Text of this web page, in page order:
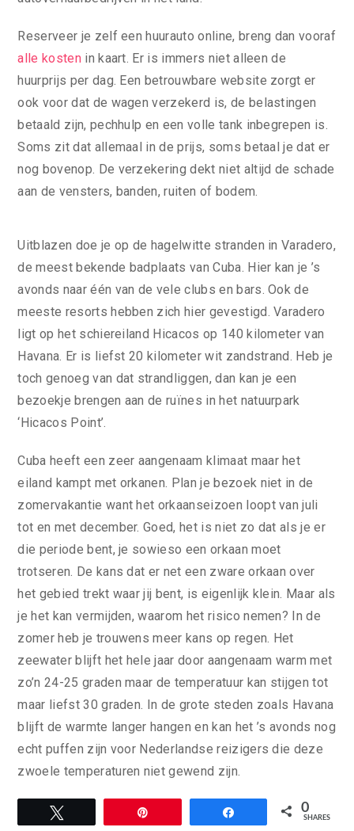
Reserveer je zelf een huurauto online, breng dan vooraf
alle kostenin kaart. Er is immers niet alleen de
huurprijs per dag. Een betrouwbare website zorgt er
ook voor dat de wagen verzekerd is, de belastingen
betaald zijn, pechhulp en een volle tank inbegrepen is.
Soms zit dat allemaal in de prijs, soms betaal je dat er
nog bovenop. De verzekering dekt niet altijd de schade
aan de vensters, banden, ruiten of bodem.
Uitblazen doe je op de hagelwitte stranden in Varadero,
de meest bekende badplaats van Cuba. Hier kan je ’s
avonds naar één van de vele clubs en bars. Ook de
meeste resorts hebben zich hier gevestigd. Varadero
ligt op het schiereiland Hicacos op 140 kilometer van
Havana. Er is liefst 20 kilometer wit zandstrand. Heb je
toch genoeg van dat strandliggen, dan kan je een
bezoekje brengen aan de ruïnes in het natuurpark
‘Hicacos Point’.
Cuba heeft een zeer aangenaam klimaat maar het
eiland kampt met orkanen. Plan je bezoek niet in de
zomervakantie want het orkaanseizoen loopt van juli
tot en met december. Goed, het is niet zo dat als je er
die periode bent, je sowieso een orkaan moet
trotseren. De kans dat er net een zware orkaan over
het gebied trekt waar jij bent, is eigenlijk klein. Maar als
je het kan vermijden, waarom het risico nemen? In de
zomer heb je trouwens meer kans op regen. Het
zeewater blijft het hele jaar door aangenaam warm met
zo’n 24-25 graden maar de temperatuur kan stijgen tot
maar liefst 30 graden. In de grote steden zoals Havana
blijft de warmte langer hangen en kan het ’s avonds nog
echt puffen zijn voor Nederlandse reizigers die deze
zwoele temperaturen niet gewend zijn.
0
SHARES